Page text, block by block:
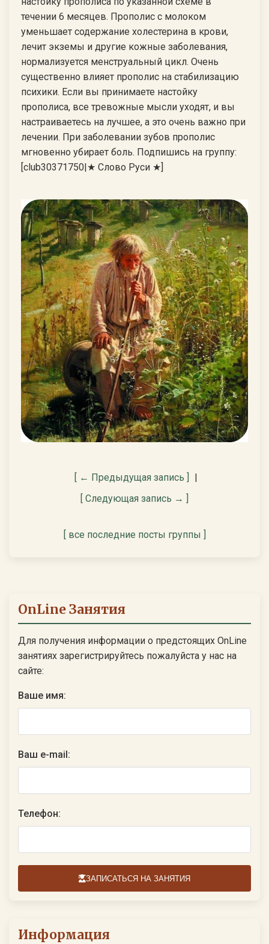
течении 6 месяцев. Прополис с молоком
уменьшает содержание холестерина в крови,
лечит экземы и другие кожные заболевания,
нормализуется менструальный цикл. Очень
существенно влияет прополис на стабилизацию
психики. Если вы принимаете настойку
прополиса, все тревожные мысли уходят, и вы
настраиваетесь на лучшее, а это очень важно при
лечении. При заболевании зубов прополис
мгновенно убирает боль. Подпишись на группу:
[club30371750|★ Слово Руси ★]
[ ← Предыдущая запись ]
[ Следующая запись → ]
[ все последние посты группы ]
OnLine Занятия
Для получения информации о предстоящих OnLine
занятиях зарегистрируйтесь пожалуйста у нас на
сайте:
Ваше имя:
Ваш e-mail:
Телефон:
ЗАПИСАТЬСЯ НА ЗАНЯТИЯ
Информация